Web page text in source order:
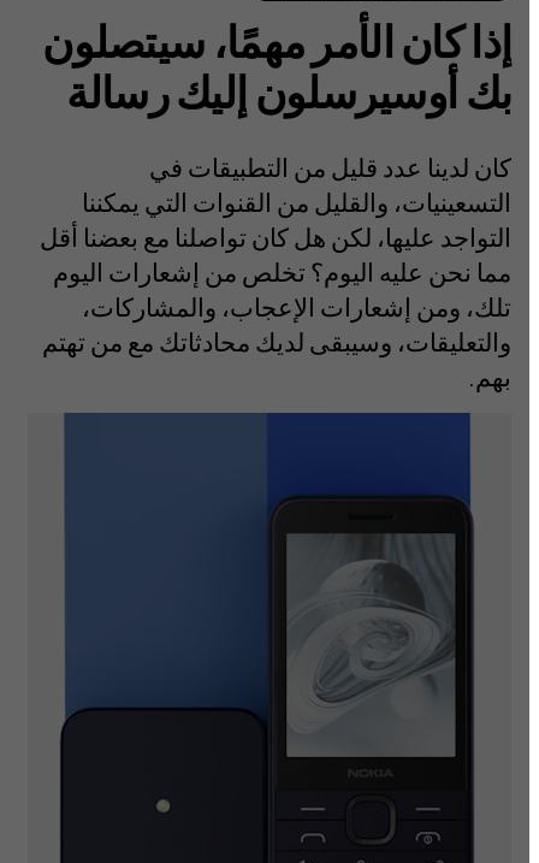
إذا كان الأمر مهمًا، سيتصلون
بك أوسيرسلون إليك رسالة
كان لدينا عدد قليل من التطبيقات في
التسعينيات، والقليل من القنوات التي يمكننا
التواجد عليها، لكن هل كان تواصلنا مع بعضنا أقل
مما نحن عليه اليوم؟ تخلص من إشعارات اليوم
تلك، ومن إشعارات الإعجاب، والمشاركات،
والتعليقات، وسيبقى لديك محادثاتك مع من تهتم
بهم.